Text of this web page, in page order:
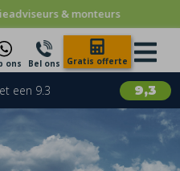
& monteurs
ons Bel ons Gratis offerte
9,3
een 9.3